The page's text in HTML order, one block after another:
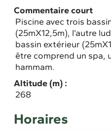
Commentaire court
Piscine avec trois
(25mX12,5m), l’autre
bassin extérieur
être comprend un spa,
hammam.
Altitude (m) :
268
Horaires